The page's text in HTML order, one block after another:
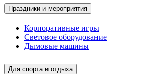
Праздники и мероприятия
Корпоративные игры
Световое оборудование
Дымовые машины
Для спорта и отдыха